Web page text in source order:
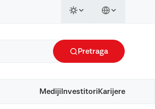
Pretraga
Mediji Investitori Karijere